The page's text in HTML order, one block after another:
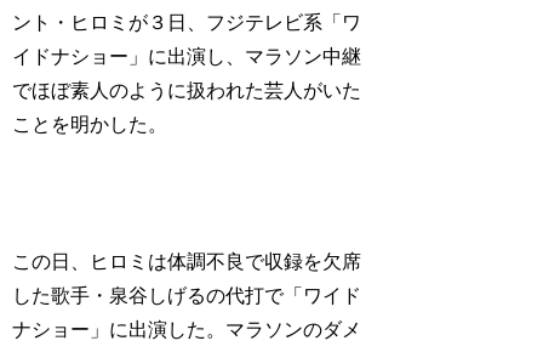
ント・ヒロミが３日、フジテレビ系「ワ
イドナショー」に出演し、マラソン中継
でほぼ素人のように扱われた芸人がいた
ことを明かした。
この日、ヒロミは体調不良で収録を欠席
した歌手・泉谷しげるの代打で「ワイド
ナショー」に出演した。マラソンのダメ